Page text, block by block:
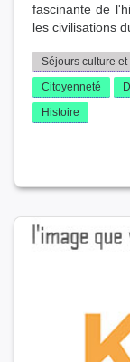
fascinante de
les civilisations
Séjours culture et
Citoyenneté
Histoire